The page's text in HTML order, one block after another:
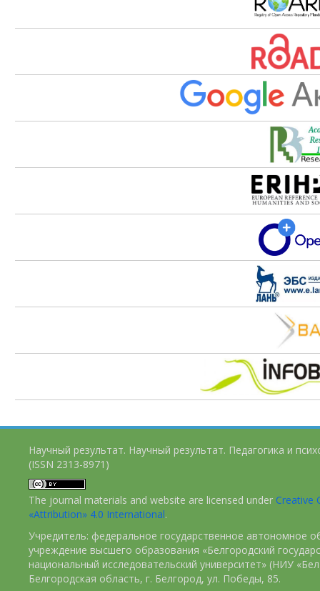
Научный результат. Научный результат. Педагогика и
(ISSN 2313-8971)
The journal materials and website are licensed under Creative
«Attribution» 4.0 International.
Учредитель: федеральное государственное автономное
учреждение высшего образования «Белгородский
национальный исследовательский университет» (НИУ
Белгородская область, г. Белгород, ул. Победы, 85.